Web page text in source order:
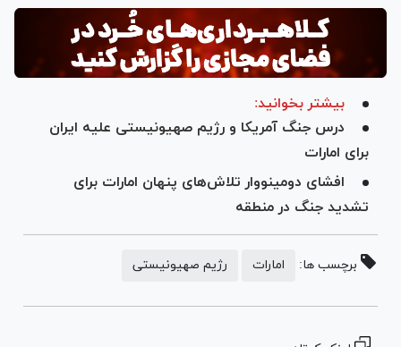
بیشتر بخوانید:
درس جنگ آمریکا و رژیم صهیونیستی علیه ایران
برای امارات
افشای دومینووار تلاش‌های پنهان امارات برای
تشدید جنگ در منطقه
برچسب ها: امارات رژیم صهیونیستی